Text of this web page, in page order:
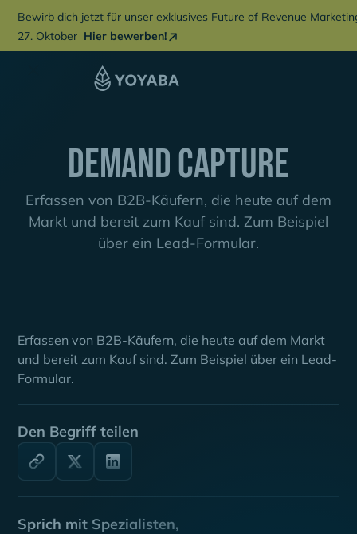
Bewirb dich jetzt für unser exklusives Future of Revenue
27. Oktober Hier bewerben!
Demand Capture
Erfassen von B2B-Käufern, die heute auf dem
Markt und bereit zum Kauf sind. Zum Beispiel
über ein Lead-Formular.
Den Begriff teilen
Sprich mit Spezialisten,
Erfassen von B2B-Käufern, die heute auf dem Markt
und bereit zum Kauf sind. Zum Beispiel über ein Lead-
Formular.